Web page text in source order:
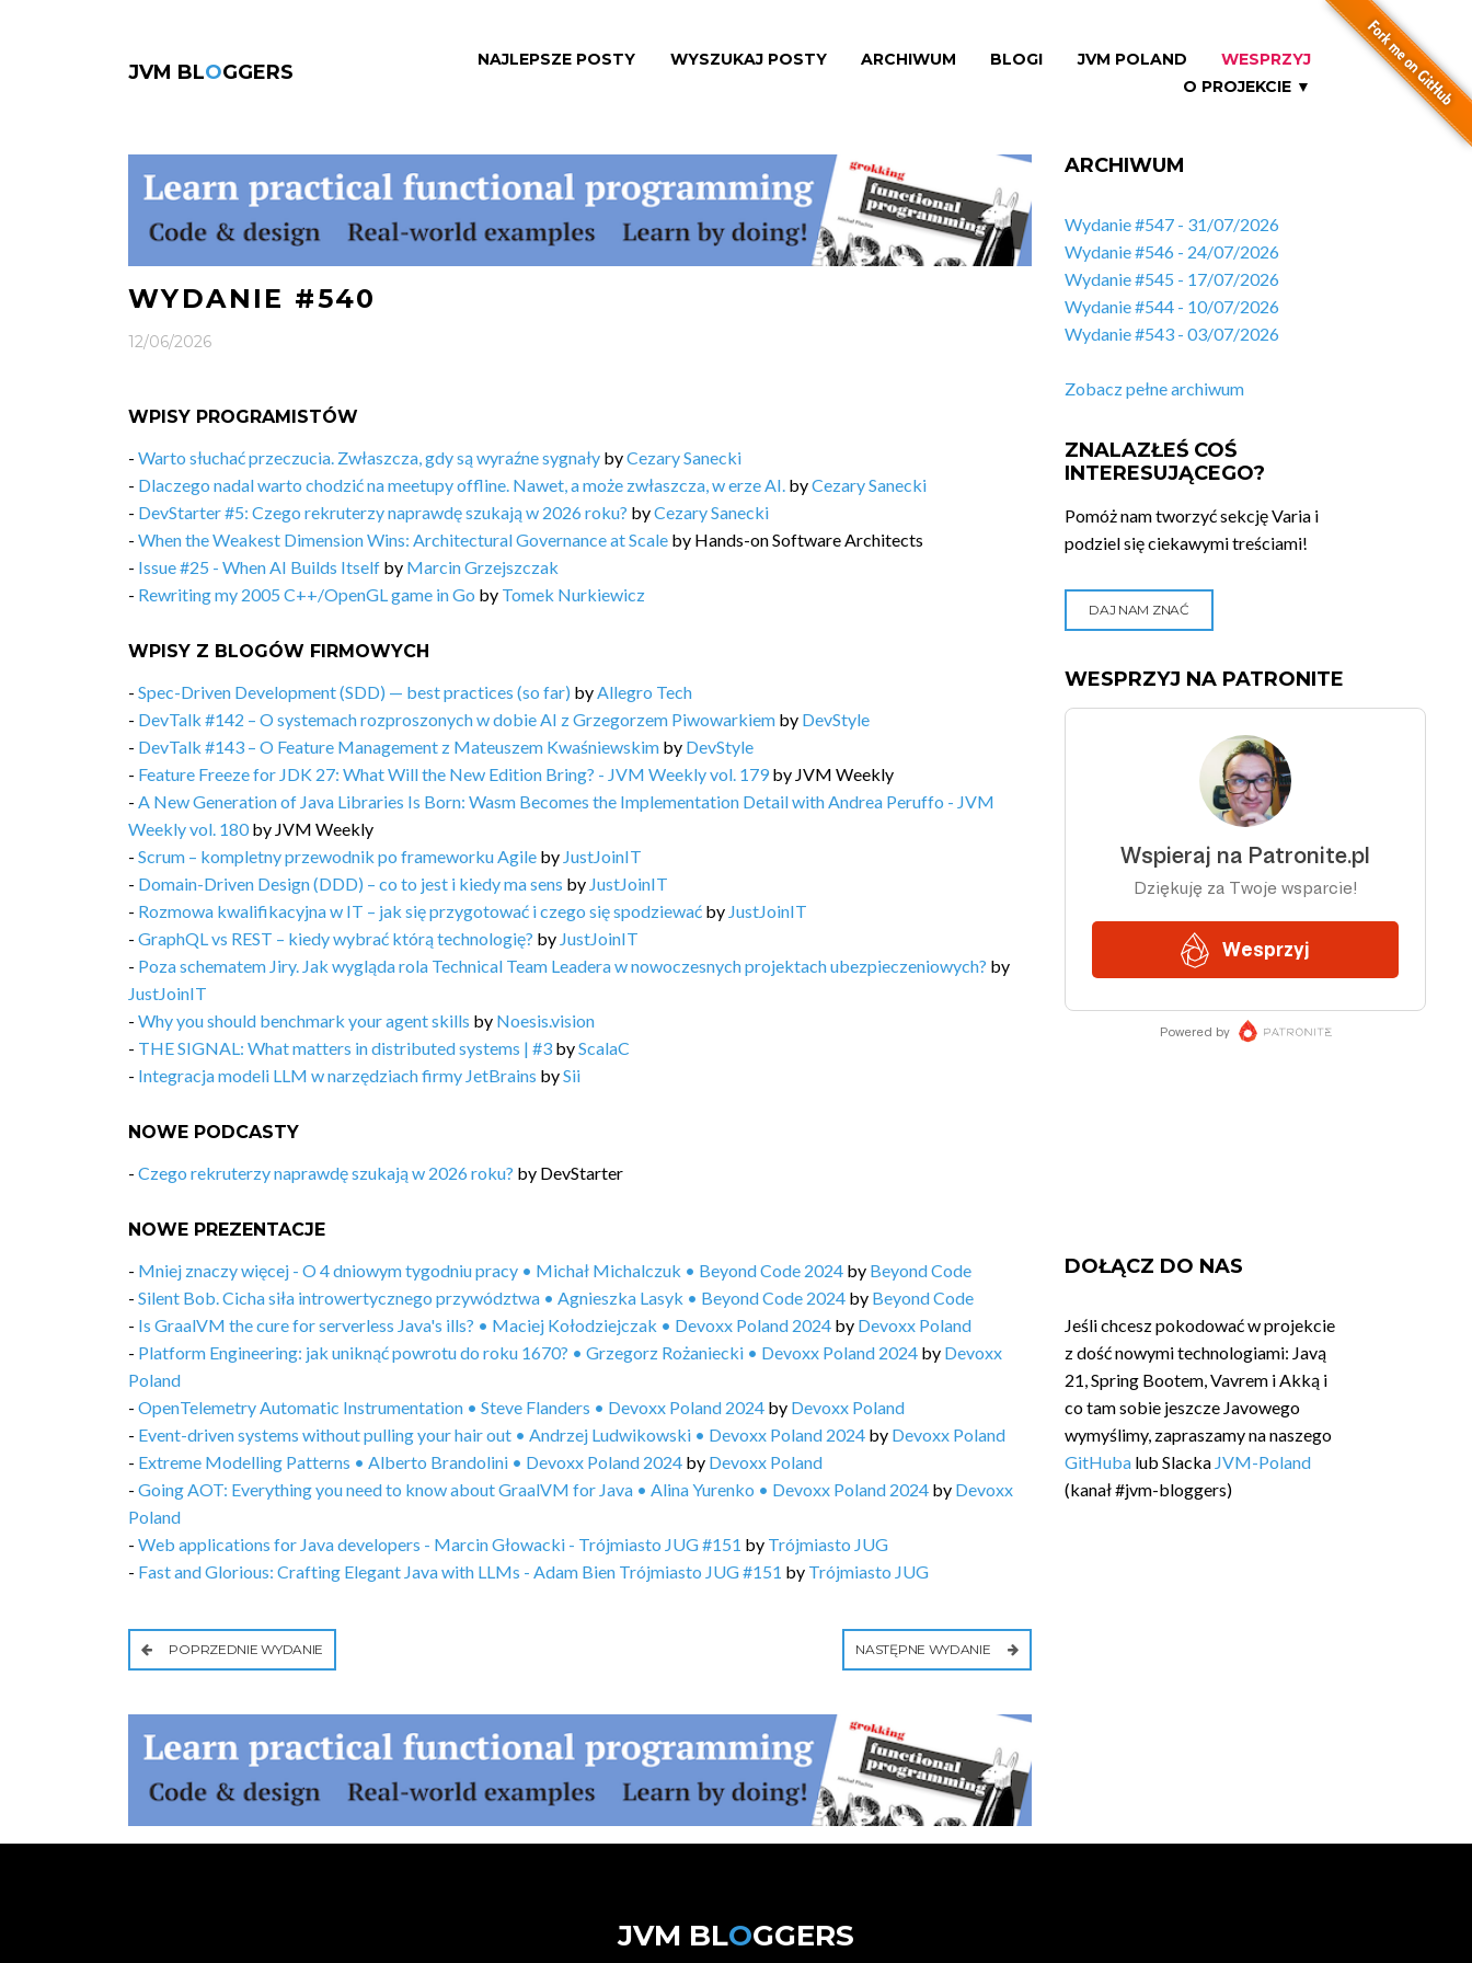
JVM BLOGGERS
NAJLEPSZE POSTY WYSZUKAJ POSTY ARCHIWUM BLOGI JVM POLAND
WESPRZYJ
O PROJEKCIE ▼
WYDANIE #540
12/06/2026
WPISY PROGRAMISTÓW
- Warto słuchać przeczucia. Zwłaszcza, gdy są wyraźne sygnały byCezary Sanecki
- Dlaczego nadal warto chodzić na meetupy offline. Nawet, a może zwłaszcza, w erze AI. byCezary Sanecki
- DevStarter #5: Czego rekruterzy naprawdę szukają w 2026 roku? byCezary Sanecki
- When the Weakest Dimension Wins: Architectural Governance at Scale by Hands-on Software Architects
- Issue #25 - When AI Builds Itself by Marcin Grzejszczak
- Rewriting my 2005 C++/OpenGL game in Go by Tomek Nurkiewicz
WPISY Z BLOGÓW FIRMOWYCH
- Spec-Driven Development (SDD) — best practices (so far) byAllegro Tech
- DevTalk #142 – O systemach rozproszonych w dobie AI z Grzegorzem Piwowarkiem by DevStyle
- DevTalk #143 – O Feature Management z Mateuszem Kwaśniewskim by DevStyle
- Feature Freeze for JDK 27: What Will the New Edition Bring? - JVM Weekly vol. 179 by JVM Weekly
- A New Generation of Java Libraries Is Born: Wasm Becomes the Implementation Detail with Andrea Peruffo - JVM
Weekly vol. 180by JVM Weekly
- Scrum – kompletny przewodnik po frameworku Agile by JustJoinIT
- Domain-Driven Design (DDD) – co to jest i kiedy ma sens by JustJoinIT
- Rozmowa kwalifikacyjna w IT – jak się przygotować i czego się spodziewać by JustJoinIT
- GraphQL vs REST – kiedy wybrać którą technologię? by JustJoinIT
- Poza schematem Jiry. Jak wygląda rola Technical Team Leadera w nowoczesnych projektach ubezpieczeniowych? by
JustJoinIT
- Why you should benchmark your agent skills by Noesis.vision
- THE SIGNAL: What matters in distributed systems | #3 byScalaC
- Integracja modeli LLM w narzędziach firmy JetBrains bySii
NOWE PODCASTY
- Czego rekruterzy naprawdę szukają w 2026 roku? by DevStarter
NOWE PREZENTACJE
- Mniej znaczy więcej - O 4 dniowym tygodniu pracy • Michał Michalczuk • Beyond Code 2024 by Beyond Code
- Silent Bob. Cicha siła introwertycznego przywództwa • Agnieszka Lasyk • Beyond Code 2024 by Beyond Code
- Is GraalVM the cure for serverless Java's ills? • Maciej Kołodziejczak • Devoxx Poland 2024 by Devoxx Poland
- Platform Engineering: jak uniknąć powrotu do roku 1670? • Grzegorz Rożaniecki • Devoxx Poland 2024 by Devoxx
Poland
- OpenTelemetry Automatic Instrumentation • Steve Flanders • Devoxx Poland 2024 by Devoxx Poland
- Event-driven systems without pulling your hair out • Andrzej Ludwikowski • Devoxx Poland 2024 by Devoxx Poland
- Extreme Modelling Patterns • Alberto Brandolini • Devoxx Poland 2024 by Devoxx Poland
- Going AOT: Everything you need to know about GraalVM for Java • Alina Yurenko • Devoxx Poland 2024 by Devoxx
Poland
- Web applications for Java developers - Marcin Głowacki - Trójmiasto JUG #151 by Trójmiasto JUG
- Fast and Glorious: Crafting Elegant Java with LLMs - Adam Bien Trójmiasto JUG #151 by Trójmiasto JUG
POPRZEDNIE WYDANIE NASTĘPNE WYDANIE
ARCHIWUM
Wydanie #547 - 31/07/2026
Wydanie #546 - 24/07/2026
Wydanie #545 - 17/07/2026
Wydanie #544 - 10/07/2026
Wydanie #543 - 03/07/2026
Zobacz pełne archiwum
ZNALAZŁEŚ COŚ
INTERESUJĄCEGO?
Pomóż nam tworzyć sekcję Varia i
podziel się ciekawymi treściami!
DAJ NAM ZNAĆ
WESPRZYJ NA PATRONITE
DOŁĄCZ DO NAS
Jeśli chcesz pokodować w projekcie
z dość nowymi technologiami: Javą
21, Spring Bootem, Vavrem i Akką i
co tam sobie jeszcze Javowego
wymyślimy, zapraszamy na naszego
GitHuba lub Slacka JVM-Poland
(kanał #jvm-bloggers)
JVM BLOGGERS